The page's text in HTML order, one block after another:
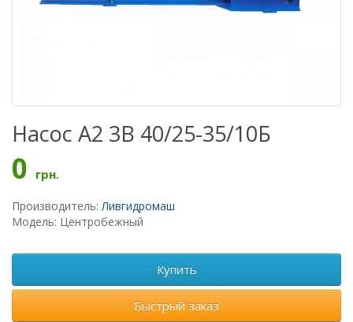
Насос А2 3В 40/25-35/10Б
0 грн.
Производитель:Ливгидромаш
Модель: Центробежный
Купить
Быстрый заказ